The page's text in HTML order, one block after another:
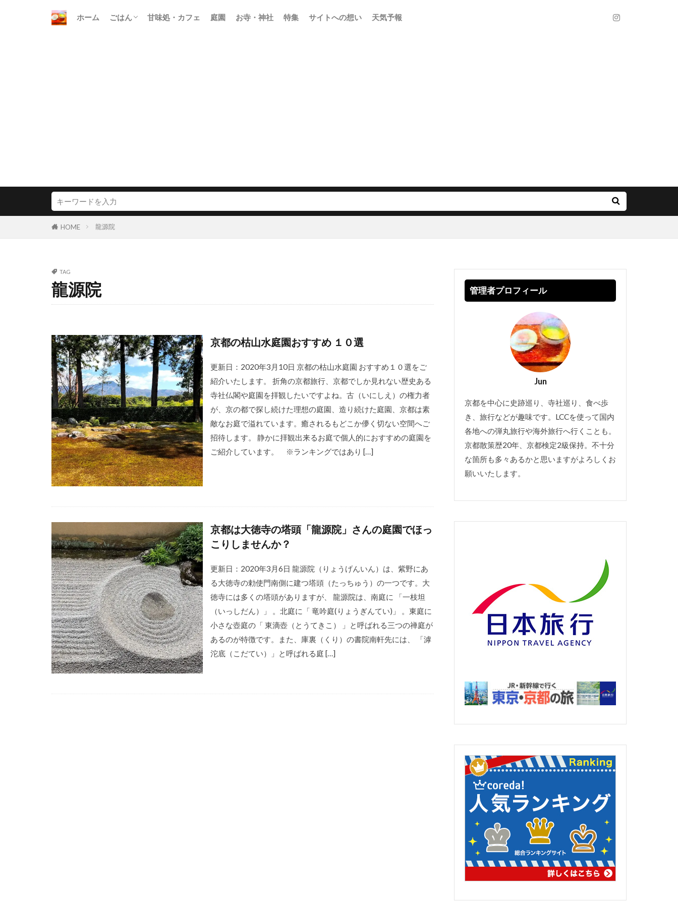
ホーム ごはん 甘味処・カフェ 庭園 お寺・神社 特集 サイトへの想い 天気予報
HOME 龍源院
TAG
龍源院
京都の枯山水庭園おすすめ １０選
更新日：2020年3月10日 京都の枯山水庭園 おすすめ１０選をご
紹介いたします。 折角の京都旅行、京都でしか見れない歴史ある
寺社仏閣や庭園を拝観したいですよね。古（いにしえ）の権力者
が、京の都で探し続けた理想の庭園、造り続けた庭園、京都は素
敵なお庭で溢れています。癒されるもどこか儚く切ない空間へご
招待します。 静かに拝観出来るお庭で個人的におすすめの庭園を
ご紹介しています。 ※ランキングではあり […]
京都は大徳寺の塔頭「龍源院」さんの庭園でほっ
こりしませんか？
更新日：2020年3月6日 龍源院（りょうげんいん）は、紫野にあ
る大徳寺の勅使門南側に建つ塔頭（たっちゅう）の一つです。大
徳寺には多くの塔頭がありますが、 龍源院は、南庭に 「一枝坦
（いっしだん）」 。北庭に「 竜吟庭(りょうぎんてい)」 。東庭に
小さな壺庭の「 東滴壺（とうてきこ） 」と呼ばれる三つの禅庭が
あるのが特徴です。また、庫裏（くり）の書院南軒先には、 「滹
沱底（こだてい）」と呼ばれる庭 […]
管理者プロフィール
Jun
京都を中心に史跡巡り、寺社巡り、食べ歩
き、旅行などが趣味です。LCCを使って国内
各地への弾丸旅行や海外旅行へ行くことも。
京都散策歴20年、京都検定2級保持。不十分
な箇所も多々あるかと思いますがよろしくお
願いいたします。